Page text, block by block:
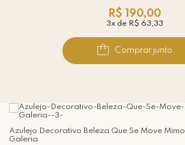
R$ 190,00
3x de R$ 63,33
Comprar junto
Azulejo Decorativo Beleza Que Se Move Mimo
Galeria